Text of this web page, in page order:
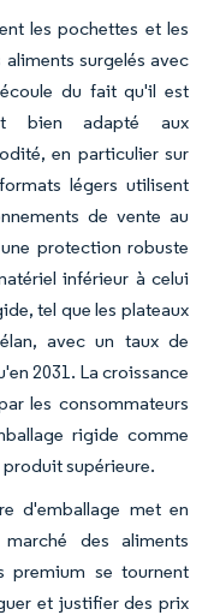
les pochettes et les
surgelés avec
du fait qu'il est
bien adapté aux
en particulier sur
légers utilisent
de vente au
protection robuste
inférieur à celui
tel que les plateaux
avec un taux de
2031. La croissance
les consommateurs
rigide comme
supérieure.
d'emballage met en
des aliments
premium se tournent
et justifier des prix